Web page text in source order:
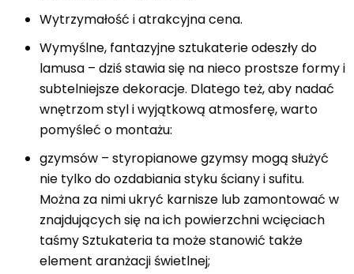
Wytrzymałość i atrakcyjna cena.
Wymyślne, fantazyjne sztukaterie odeszły do
lamusa – dziś stawia się na nieco prostsze formy i
subtelniejsze dekoracje. Dlatego też, aby nadać
wnętrzom styl i wyjątkową atmosferę, warto
pomyśleć o montażu:
gzymsów – styropianowe gzymsy mogą służyć
nie tylko do ozdabiania styku ściany i sufitu.
Można za nimi ukryć karnisze lub zamontować w
znajdujących się na ich powierzchni wcięciach
taśmy Sztukateria ta może stanowić także
element aranżacji świetlnej;